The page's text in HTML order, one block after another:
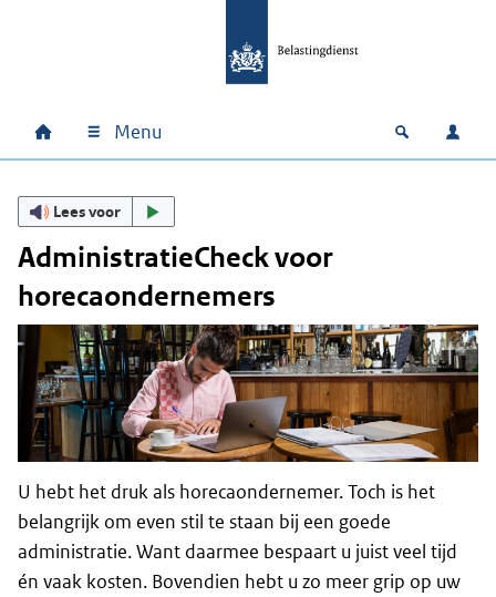
Hoofdnavigatie
Home Menu Open
Lees voor
AdministratieCheck voor
horecaondernemers
U hebt het druk als horecaondernemer. Toch is het
belangrijk om even stil te staan bij een goede
administratie. Want daarmee bespaart u juist veel tijd
én vaak kosten. Bovendien hebt u zo meer grip op uw